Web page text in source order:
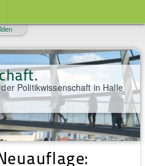
Politikwissenschaft in Halle